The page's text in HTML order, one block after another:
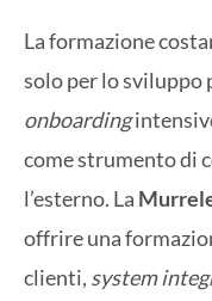
La formazione
solo per lo sviluppo
onboarding
come strumento di
l’esterno. La
offrire una
clienti, system